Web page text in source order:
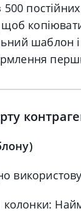
постійних
щоб
шаблон
колонки: